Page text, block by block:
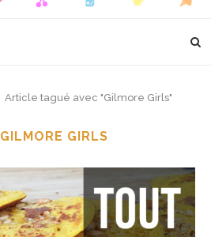
Article tagué avec "Gilmore Girls"
GILMORE GIRLS